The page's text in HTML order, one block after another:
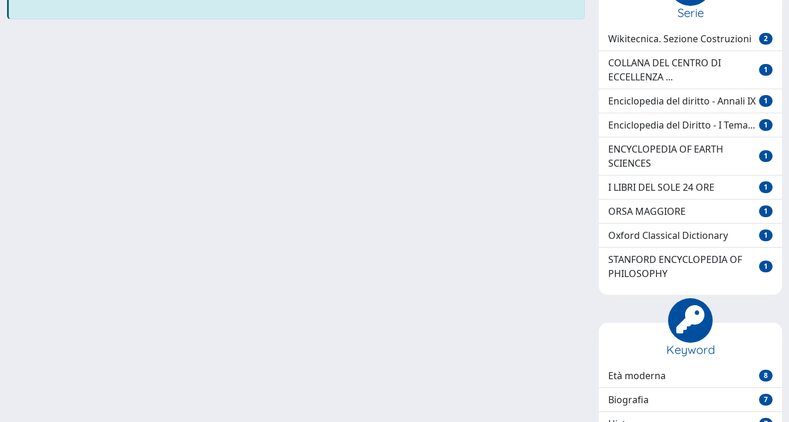
Serie
Wikitecnica. Sezione Costruzioni 2
COLLANA DEL CENTRO DI
ECCELLENZA ...
1
Enciclopedia del diritto - Annali IX 1
Enciclopedia del Diritto - I Tema... 1
ENCYCLOPEDIA OF EARTH
SCIENCES
1
I LIBRI DEL SOLE 24 ORE 1
ORSA MAGGIORE 1
Oxford Classical Dictionary 1
STANFORD ENCYCLOPEDIA OF
PHILOSOPHY
1
Keyword
Età moderna 8
Biografia 7